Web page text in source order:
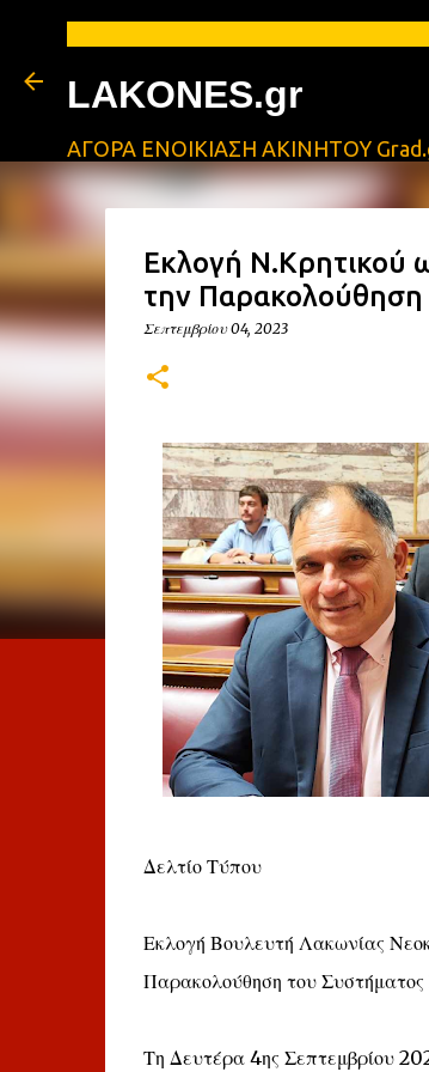
LAKONES.gr
ΑΓΟΡΑ ΕΝΟΙΚΙΑΣΗ ΑΚΙΝΗΤΟΥ
Εκλογή Ν.Κρητικού
την Παρακολούθηση
Σεπτεμβρίου 04, 2023
Δελτίο Τύπου
Εκλογή Βουλευτή Λακωνίας
Παρακολούθηση του
Τη Δευτέρα 4ης Σεπτεμβρίου